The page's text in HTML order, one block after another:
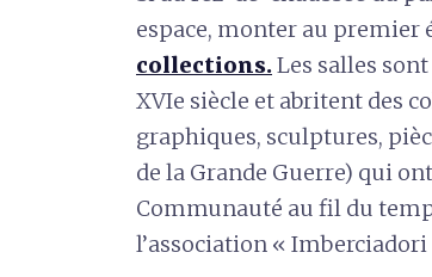
espace, monter au premier
collections.Les salles
XVIe siècle et abritent des
graphiques, sculptures,
de la Grande Guerre) qui
Communauté au fil du
l’association « Imberciadori